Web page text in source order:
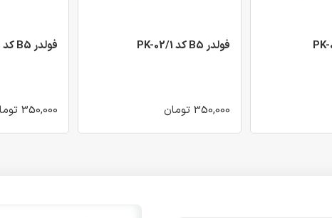
فولدر B5 کد PK-02/1
350,000 تومان
فولدر B5 کد PK-03/1
350,000 تومان